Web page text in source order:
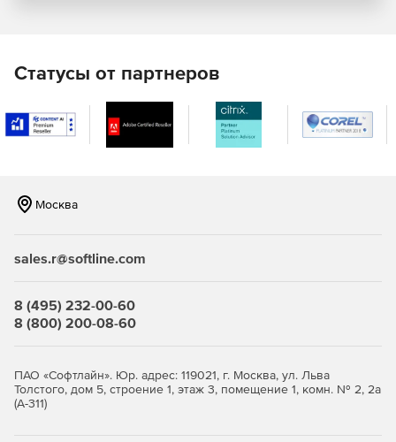
станций или серверов. Установка, настройка и
станциях осуществляется с помощью административной
панели с web-интерфейсом. Управление антивирусной
защитой компании доступно из любого места, что
Статусы от партнеров
Москва
sales.r@softline.com
8 (495) 232-00-60
8 (800) 200-08-60
ПАО «Софтлайн». Юр. адрес: 119021, г. Москва, ул. Льва
Толстого, дом 5, строение 1, этаж 3, помещение 1, комн. № 2, 2а
(А-311)